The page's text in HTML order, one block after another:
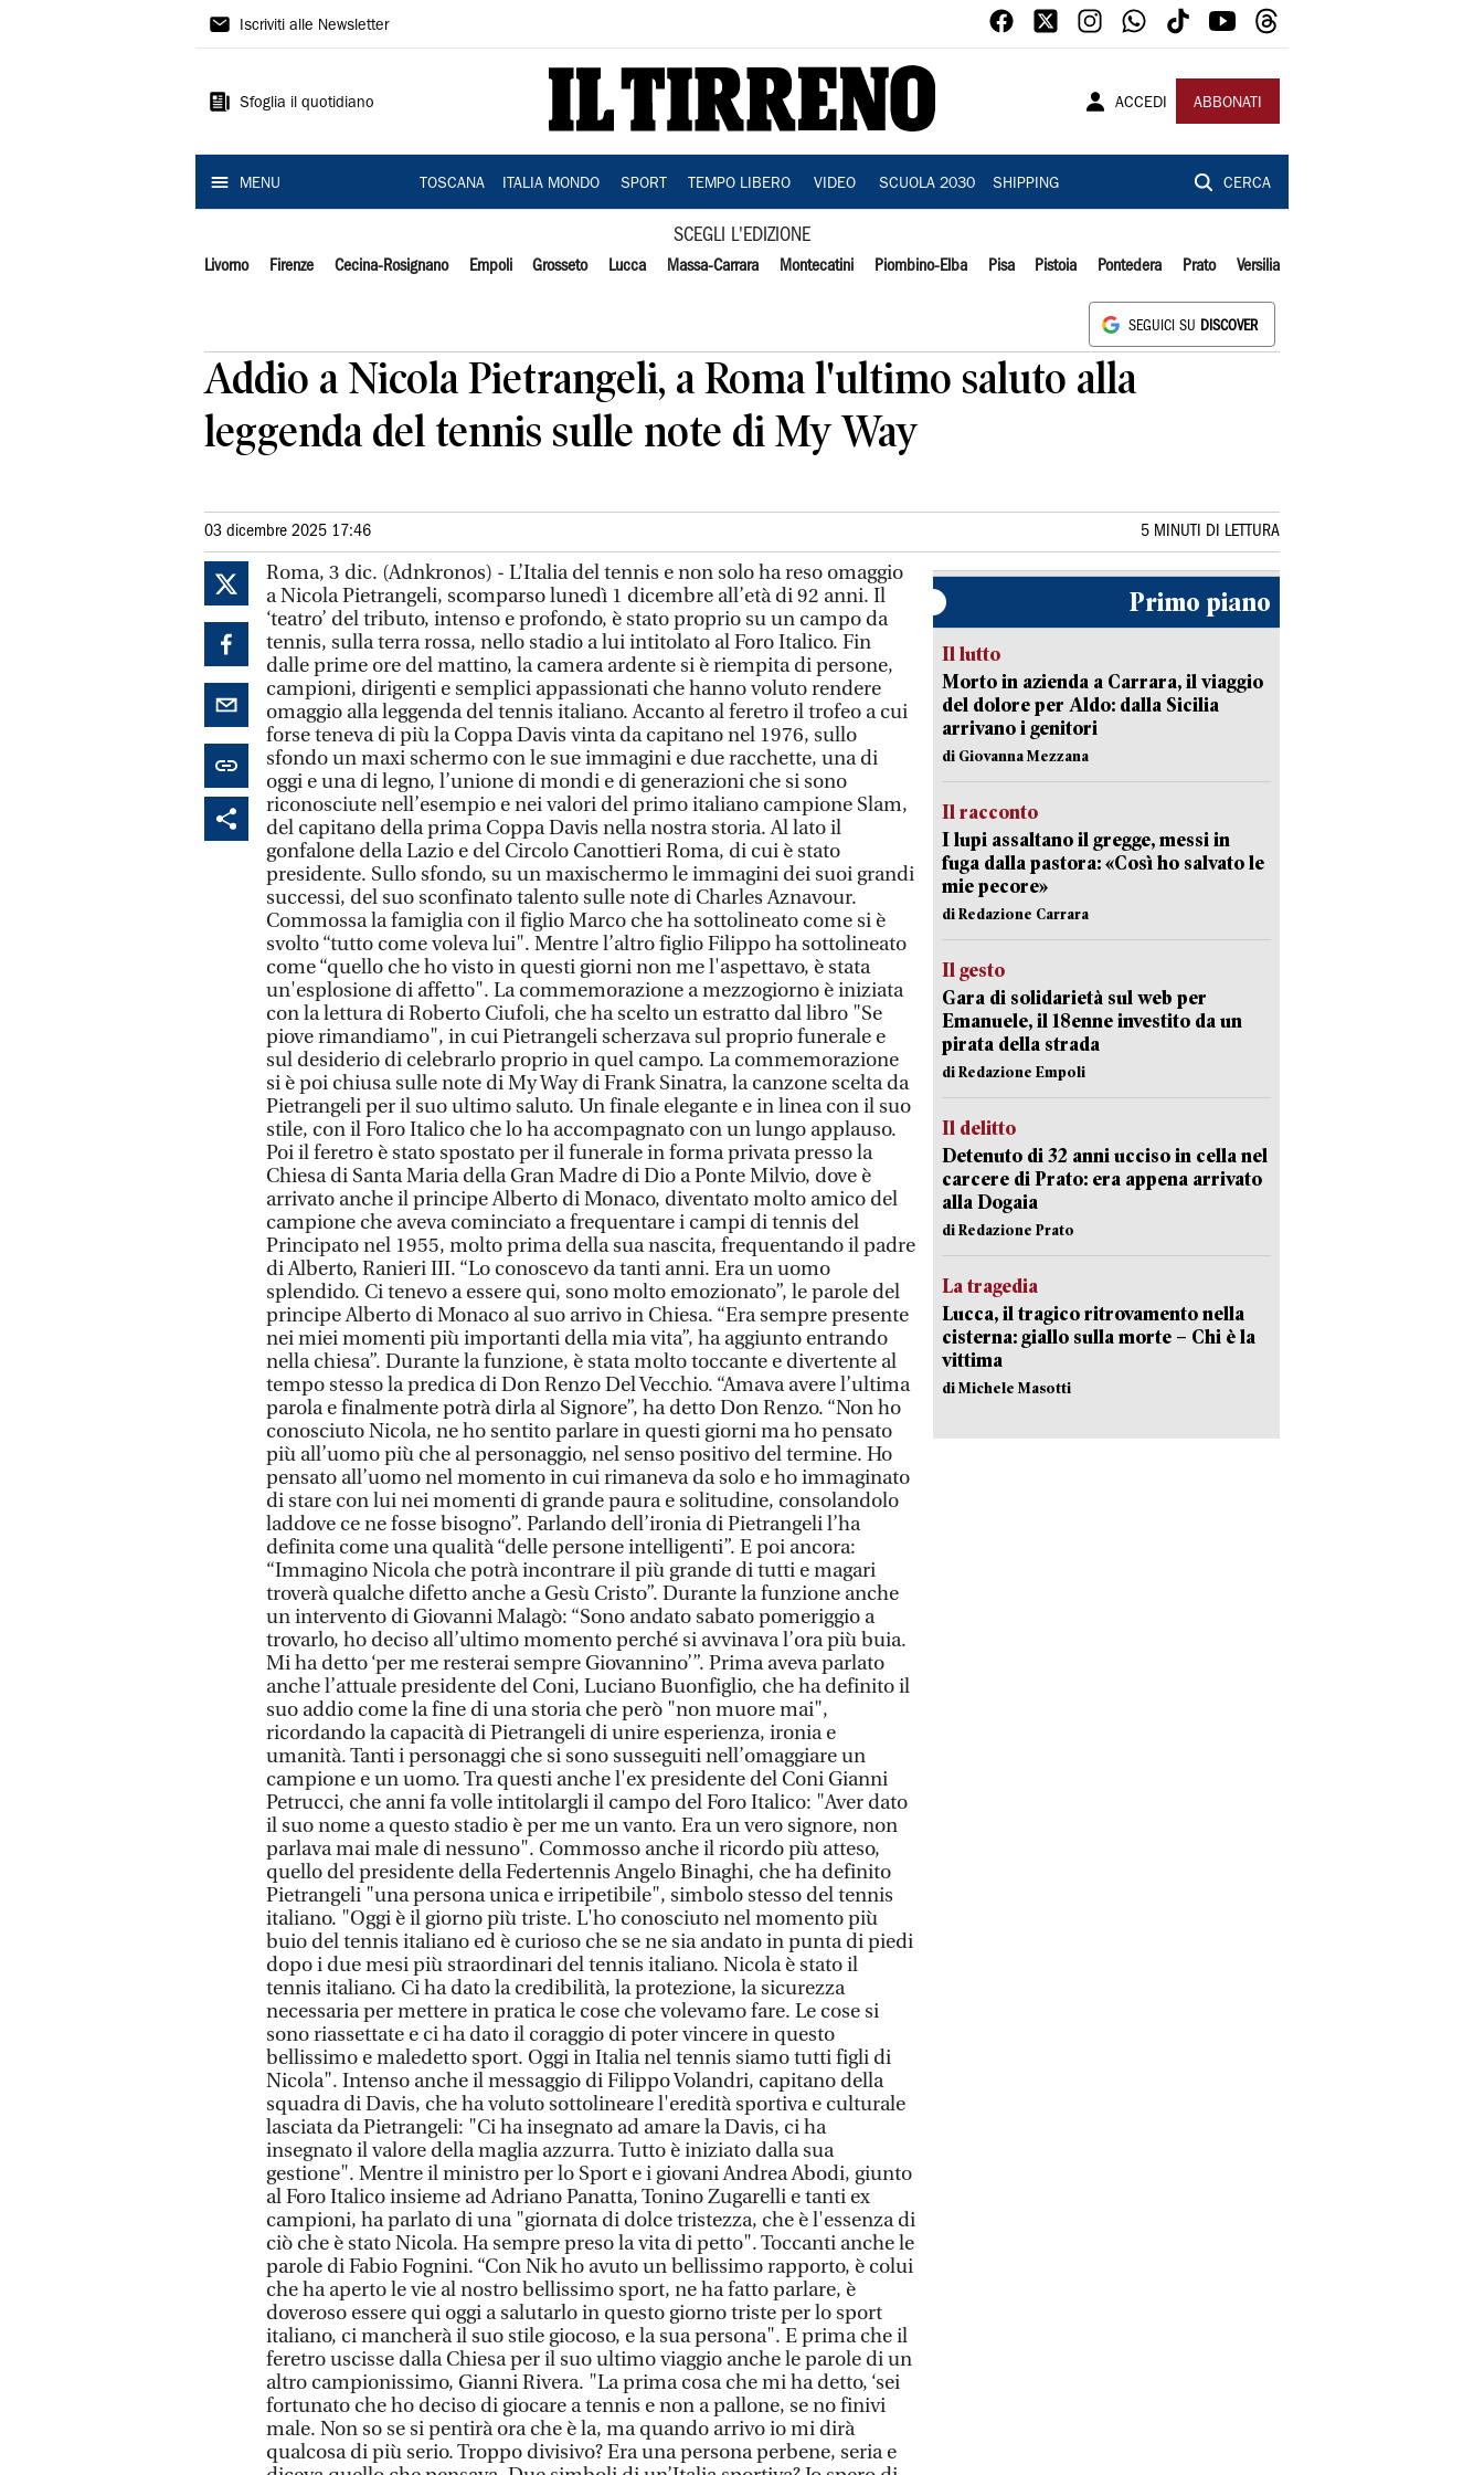
Il
Iscriviti alle Newsletter
Sfoglia il quotidiano ACCEDI ABBONATI
MENU TOSCANA ITALIA MONDO SPORT TEMPO LIBERO VIDEO SCUOLA 2030 SHIPPING CERCA
SCEGLI L'EDIZIONE
Livorno Firenze Cecina-Rosignano Empoli Grosseto Lucca Massa-Carrara Montecatini Piombino-Elba Pisa Pistoia Pontedera Prato Versilia
SEGUICI SU DISCOVER
Addio a Nicola Pietrangeli, a Roma l'ultimo saluto alla
leggenda del tennis sulle note di My Way
03 dicembre 2025 17:46 5 MINUTI DI LETTURA
Roma, 3 dic. (Adnkronos) - L’Italia del tennis e non solo ha reso omaggio
a Nicola Pietrangeli, scomparso lunedì 1 dicembre all’età di 92 anni. Il
‘teatro’ del tributo, intenso e profondo, è stato proprio su un campo da
tennis, sulla terra rossa, nello stadio a lui intitolato al Foro Italico. Fin
dalle prime ore del mattino, la camera ardente si è riempita di persone,
campioni, dirigenti e semplici appassionati che hanno voluto rendere
omaggio alla leggenda del tennis italiano. Accanto al feretro il trofeo a cui
forse teneva di più la Coppa Davis vinta da capitano nel 1976, sullo
sfondo un maxi schermo con le sue immagini e due racchette, una di
oggi e una di legno, l’unione di mondi e di generazioni che si sono
riconosciute nell’esempio e nei valori del primo italiano campione Slam,
del capitano della prima Coppa Davis nella nostra storia. Al lato il
gonfalone della Lazio e del Circolo Canottieri Roma, di cui è stato
presidente. Sullo sfondo, su un maxischermo le immagini dei suoi grandi
successi, del suo sconfinato talento sulle note di Charles Aznavour.
Commossa la famiglia con il figlio Marco che ha sottolineato come si è
svolto “tutto come voleva lui". Mentre l’altro figlio Filippo ha sottolineato
come “quello che ho visto in questi giorni non me l'aspettavo, è stata
un'esplosione di affetto". La commemorazione a mezzogiorno è iniziata
con la lettura di Roberto Ciufoli, che ha scelto un estratto dal libro "Se
piove rimandiamo", in cui Pietrangeli scherzava sul proprio funerale e
sul desiderio di celebrarlo proprio in quel campo. La commemorazione
si è poi chiusa sulle note di My Way di Frank Sinatra, la canzone scelta da
Pietrangeli per il suo ultimo saluto. Un finale elegante e in linea con il suo
stile, con il Foro Italico che lo ha accompagnato con un lungo applauso.
Poi il feretro è stato spostato per il funerale in forma privata presso la
Chiesa di Santa Maria della Gran Madre di Dio a Ponte Milvio, dove è
arrivato anche il principe Alberto di Monaco, diventato molto amico del
campione che aveva cominciato a frequentare i campi di tennis del
Principato nel 1955, molto prima della sua nascita, frequentando il padre
di Alberto, Ranieri III. “Lo conoscevo da tanti anni. Era un uomo
splendido. Ci tenevo a essere qui, sono molto emozionato”, le parole del
principe Alberto di Monaco al suo arrivo in Chiesa. “Era sempre presente
nei miei momenti più importanti della mia vita”, ha aggiunto entrando
nella chiesa”. Durante la funzione, è stata molto toccante e divertente al
tempo stesso la predica di Don Renzo Del Vecchio. “Amava avere l’ultima
parola e finalmente potrà dirla al Signore”, ha detto Don Renzo. “Non ho
conosciuto Nicola, ne ho sentito parlare in questi giorni ma ho pensato
più all’uomo più che al personaggio, nel senso positivo del termine. Ho
pensato all’uomo nel momento in cui rimaneva da solo e ho immaginato
di stare con lui nei momenti di grande paura e solitudine, consolandolo
laddove ce ne fosse bisogno”. Parlando dell’ironia di Pietrangeli l’ha
definita come una qualità “delle persone intelligenti”. E poi ancora:
“Immagino Nicola che potrà incontrare il più grande di tutti e magari
troverà qualche difetto anche a Gesù Cristo”. Durante la funzione anche
un intervento di Giovanni Malagò: “Sono andato sabato pomeriggio a
trovarlo, ho deciso all’ultimo momento perché si avvinava l’ora più buia.
Mi ha detto ‘per me resterai sempre Giovannino’”. Prima aveva parlato
anche l’attuale presidente del Coni, Luciano Buonfiglio, che ha definito il
suo addio come la fine di una storia che però "non muore mai",
ricordando la capacità di Pietrangeli di unire esperienza, ironia e
umanità. Tanti i personaggi che si sono susseguiti nell’omaggiare un
campione e un uomo. Tra questi anche l'ex presidente del Coni Gianni
Petrucci, che anni fa volle intitolargli il campo del Foro Italico: "Aver dato
il suo nome a questo stadio è per me un vanto. Era un vero signore, non
parlava mai male di nessuno". Commosso anche il ricordo più atteso,
quello del presidente della Federtennis Angelo Binaghi, che ha definito
Pietrangeli "una persona unica e irripetibile", simbolo stesso del tennis
italiano. "Oggi è il giorno più triste. L'ho conosciuto nel momento più
buio del tennis italiano ed è curioso che se ne sia andato in punta di piedi
dopo i due mesi più straordinari del tennis italiano. Nicola è stato il
tennis italiano. Ci ha dato la credibilità, la protezione, la sicurezza
necessaria per mettere in pratica le cose che volevamo fare. Le cose si
sono riassettate e ci ha dato il coraggio di poter vincere in questo
bellissimo e maledetto sport. Oggi in Italia nel tennis siamo tutti figli di
Nicola". Intenso anche il messaggio di Filippo Volandri, capitano della
squadra di Davis, che ha voluto sottolineare l'eredità sportiva e culturale
lasciata da Pietrangeli: "Ci ha insegnato ad amare la Davis, ci ha
insegnato il valore della maglia azzurra. Tutto è iniziato dalla sua
gestione". Mentre il ministro per lo Sport e i giovani Andrea Abodi, giunto
al Foro Italico insieme ad Adriano Panatta, Tonino Zugarelli e tanti ex
campioni, ha parlato di una "giornata di dolce tristezza, che è l'essenza di
ciò che è stato Nicola. Ha sempre preso la vita di petto". Toccanti anche le
parole di Fabio Fognini. “Con Nik ho avuto un bellissimo rapporto, è colui
che ha aperto le vie al nostro bellissimo sport, ne ha fatto parlare, è
doveroso essere qui oggi a salutarlo in questo giorno triste per lo sport
italiano, ci mancherà il suo stile giocoso, e la sua persona". E prima che il
feretro uscisse dalla Chiesa per il suo ultimo viaggio anche le parole di un
altro campionissimo, Gianni Rivera. "La prima cosa che mi ha detto, ‘sei
fortunato che ho deciso di giocare a tennis e non a pallone, se no finivi
male. Non so se si pentirà ora che è la, ma quando arrivo io mi dirà
qualcosa di più serio. Troppo divisivo? Era una persona perbene, seria e
Primo piano
Il lutto
Morto in azienda a Carrara, il viaggio
del dolore per Aldo: dalla Sicilia
arrivano i genitori
di Giovanna Mezzana
Il racconto
I lupi assaltano il gregge, messi in
fuga dalla pastora: «Così ho salvato le
mie pecore»
di Redazione Carrara
Il gesto
Gara di solidarietà sul web per
Emanuele, il 18enne investito da un
pirata della strada
di Redazione Empoli
Il delitto
Detenuto di 32 anni ucciso in cella nel
carcere di Prato: era appena arrivato
alla Dogaia
di Redazione Prato
La tragedia
Lucca, il tragico ritrovamento nella
cisterna: giallo sulla morte – Chi è la
vittima
di Michele Masotti